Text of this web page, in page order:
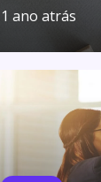
1 ano atrás